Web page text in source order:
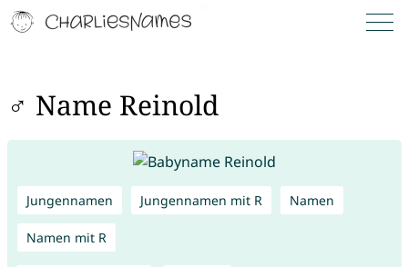
♂ Name Reinold
Jungennamen Jungennamen mit R Namen
Namen mit R